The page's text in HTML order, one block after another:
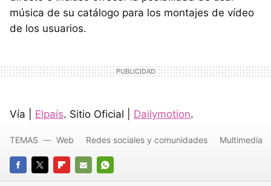
música de su catálogo para los montajes de vídeo
de los usuarios.
Vía | Elpaís. Sitio Oficial | Dailymotion.
FACEBOOK
TWITTERFLIPBOARD
E-
WHATSAPP
TEMAS Web Redes sociales y comunidades Multimedia